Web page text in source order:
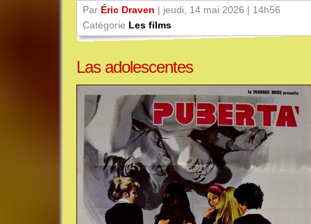
Par Éric Draven | jeudi, 14 mai 2026 | 14h56
Catégorie Les films
Las adolescentes